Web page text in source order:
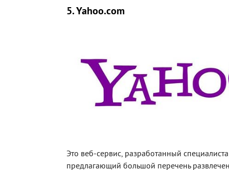
5. Yahoo.com
Это веб-сервис, разработанный
предлагающий большой перечень